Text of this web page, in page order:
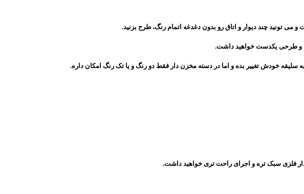
و طرحی یکدست خواهید داشت.
فلزی سبک تره و اجرای راحت تری خواهید داشت.